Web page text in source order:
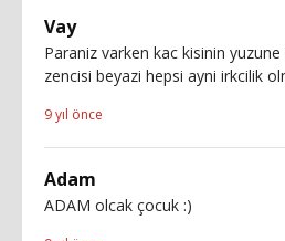
Vay
Paraniz varken kac kisinin
zencisi beyazi hepsi ayni irkcilik
9 yıl önce
Adam
ADAM olcak çocuk :)